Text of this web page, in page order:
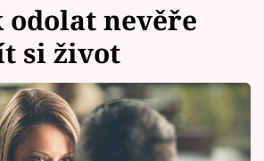
odolat nevěře
si život